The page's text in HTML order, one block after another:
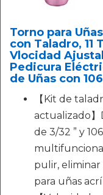
Torno para
con Taladro, 11
Vlocidad
Pedicura
de Uñas con
【Kit de
actualizado】
de 3/32 ” y
pulir,
para uñas